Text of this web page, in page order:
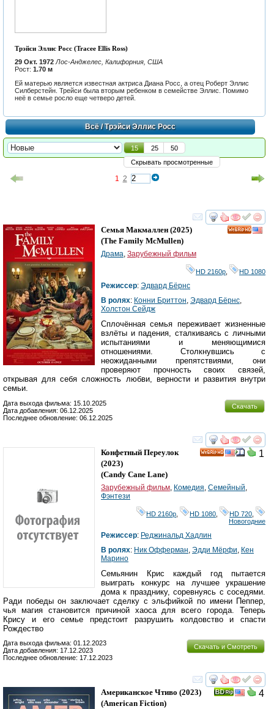
Трэйси Эллис Росс (Tracee Ellis Ross)
29 Окт. 1972 Лос-Анджелес, Калифорния, США
Рост: 1.70 м
Ей матерью является известная актриса Диана Росс, а отец Роберт Эллис
Силберстейн. Трейси была вторым ребенком в семействе Эллис. Помимо
неё в семье росло еще четверо детей.
Всё/ Трэйси Эллис Росс
15 25
50
Скрывать просмотренные
1 2
смотреть
Семья Макмаллен (2025)
(The Family McMullen)
Драма Зарубежный фильм
HD 2160р HD 1080
Режиссер: Эдвард Бёрнс
В ролях: Конни Бриттон Эдвард Бёрнс
Холстон Сейдж
Сплочённая семья переживает жизненные
взлёты и падения, сталкиваясь с личными
испытаниями и меняющимися
отношениями. Столкнувшись с
неожиданными препятствиями, они
проверяют прочность своих связей,
открывая для себя сложность любви, верности и развития внутри
семьи.
Скачать
Дата выхода фильма: 15.10.2025
Дата добавления: 06.12.2025
Последнее обновление: 06.12.2025
смотреть
1
Конфетный Переулок
(2023)
(Candy Cane Lane)
Зарубежный фильм Комедия Семейный
Фэнтези
HD 2160р HD 1080 HD 720
Новогодние
Режиссер: Реджинальд Хадлин
В ролях: Ник Офферман Эдди Мёрфи Кен
Марино
Семьянин Крис каждый год пытается
выиграть конкурс на лучшее украшение
дома к празднику, соревнуясь с соседями.
Ради победы он заключает сделку с эльфийкой по имени Пеппер,
чья магия становится причиной хаоса для всего города. Теперь
Крису и его семье предстоит разрушить колдовство и спасти
Рождество
Скачать и Смотреть
Дата выхода фильма: 01.12.2023
Дата добавления: 17.12.2023
Последнее обновление: 17.12.2023
смотреть
4
Американское Чтиво (2023)
(American Fiction)